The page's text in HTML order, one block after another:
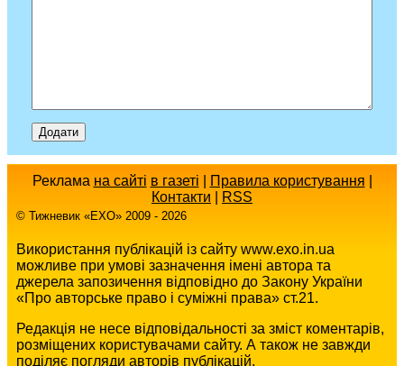
Реклама на сайті в газеті Правила користування
Контакти
RSS
© Тижневик «EХO» 2009 - 2026
Використання публікацій із сайту www.exo.in.ua
можливе при умові зазначення імені автора та
джерела запозичення відповідно до Закону України
«Про авторське право і суміжні права» ст.21.
Редакція не несе відповідальності за зміст коментарів,
розміщених користувачами сайту. А також не завжди
поділяє погляди авторів публікацій.